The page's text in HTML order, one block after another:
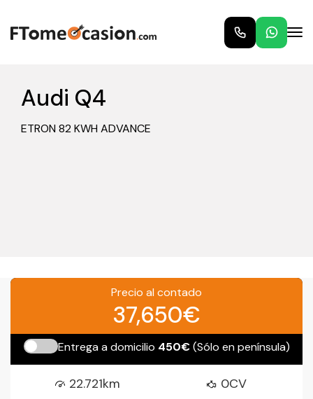
Audi Q4
ETRON 82 KWH ADVANCE
Precio al contado
37,650€
Entrega a domicilio 450€(Sólo en península)
22.721km
0CV